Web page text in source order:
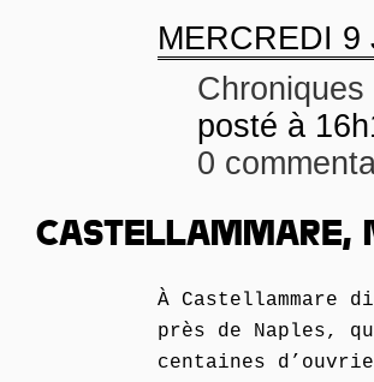
MERCREDI 9
posté à
0
CASTELLAMMARE,
À Castellammare
près de Naples,
centaines